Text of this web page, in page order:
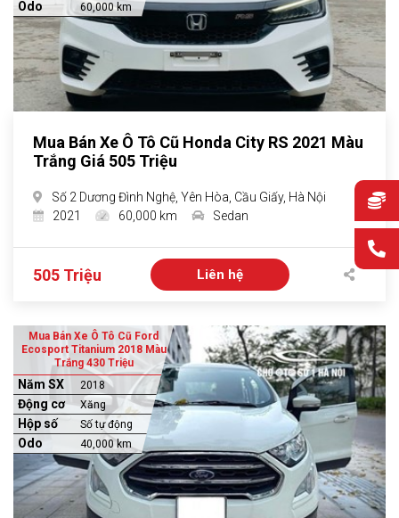
Odo 60,000 km
Mua Bán Xe Ô Tô Cũ Honda City RS 2021 Màu
Trắng Giá 505 Triệu
Số 2 Dương Đình Nghệ, Yên Hòa, Cầu Giấy, Hà Nội
2021
60,000 km Sedan
505 Triệu Liên hệ
Mua Bán Xe Ô Tô Cũ Ford
Ecosport Titanium 2018 Màu
Trắng 430 Triệu
Năm SX 2018
Động cơ Xăng
Hộp số Số tự động
Odo 40,000 km